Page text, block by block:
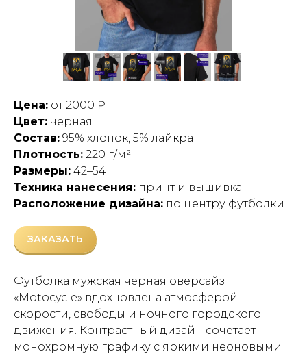
Цена: от 2000 ₽
Цвет: черная
Состав: 95% хлопок, 5% лайкра
Плотность: 220 г/м²
Размеры: 42–54
Техника нанесения: принт и вышивка
Расположение дизайна: по центру футболки
ЗАКАЗАТЬ
Футболка мужская черная оверсайз
«Motocycle» вдохновлена атмосферой
скорости, свободы и ночного городского
движения. Контрастный дизайн сочетает
монохромную графику с яркими неоновыми